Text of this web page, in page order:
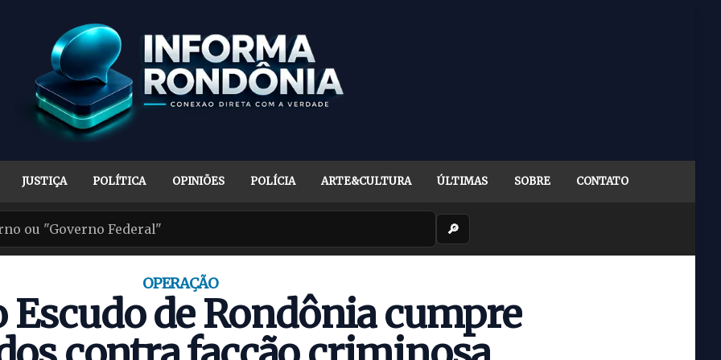
JUSTIÇA POLÍTICA OPINIÕES POLÍCIA ARTE&CULTURA ÚLTIMAS SOBRE CONTATO
🔎
OPERAÇÃO
Escudo de Rondônia cumpre